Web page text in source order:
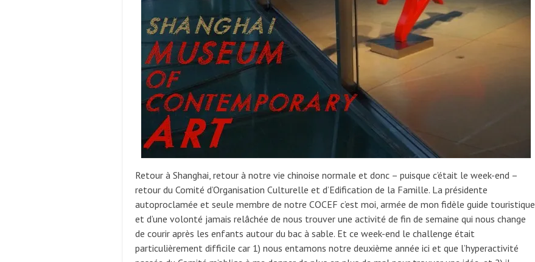
Retour à Shanghai, retour à notre vie chinoise normale et donc – puisque c’était le week-end –
retour du Comité d’Organisation Culturelle et d’Edification de la Famille. La présidente
autoproclamée et seule membre de notre COCEF c’est moi, armée de mon fidèle guide touristique
et d’une volonté jamais relâchée de nous trouver une activité de fin de semaine qui nous change
de courir après les enfants autour du bac à sable. Et ce week-end le challenge était
particulièrement difficile car 1) nous entamons notre deuxième année ici et que l’hyperactivité